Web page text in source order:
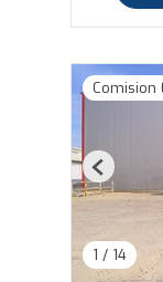
Comision
1 / 14
Previous